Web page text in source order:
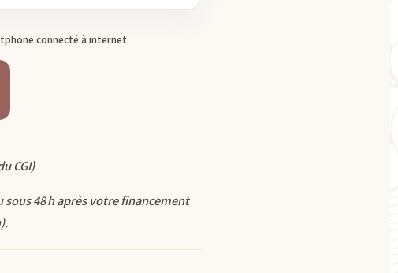
connecté à internet.
CGI)
48 h après votre financement